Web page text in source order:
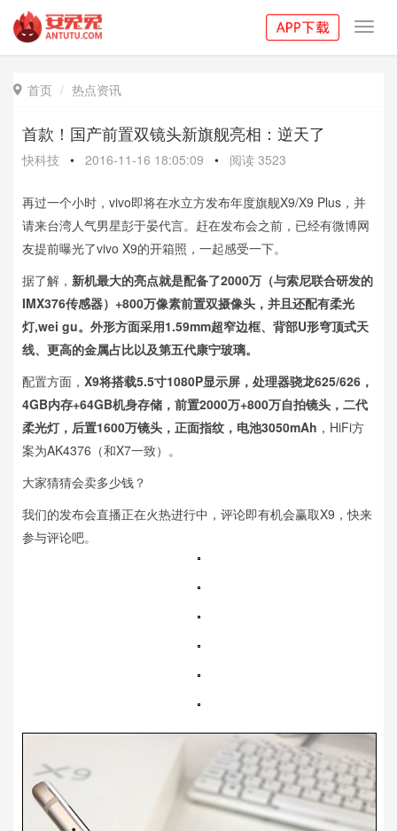
 首页 热点资讯
首款！国产前置双镜头新旗舰亮相：逆天了
快科技 • 2016-11-16 18:05:09 • 阅读 3523
再过一个小时，vivo即将在水立方发布年度旗舰X9/X9 Plus，并
请来台湾人气男星彭于晏代言。赶在发布会之前，已经有微博网
友提前曝光了vivo X9的开箱照，一起感受一下。
据了解， 新机最大的亮点就是配备了2000万（与索尼联合研发的
IMX376传感器）+800万像素前置双摄像头，并且还配有柔光
灯,wei gu。外形方面采用1.59mm超窄边框、背部U形穹顶式天
线、更高的金属占比以及第五代康宁玻璃。
配置方面， X9将搭载5.5寸1080P显示屏，处理器骁龙625/626，
4GB内存+64GB机身存储，前置2000万+800万自拍镜头，二代
柔光灯，后置1600万镜头，正面指纹，电池3050mAh ，HiFi方
案为AK4376（和X7一致）。
大家猜猜会卖多少钱？
我们的发布会直播正在火热进行中，评论即有机会赢取X9，快来
参与评论吧。